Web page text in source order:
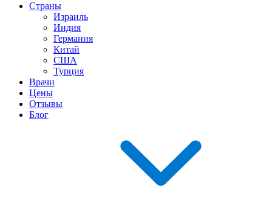
Страны
Израиль
Индия
Германия
Китай
США
Турция
Врачи
Цены
Отзывы
Блог